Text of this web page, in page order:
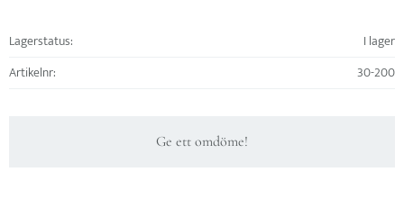
Lagerstatus
I lager
Artikelnr
30-200
Ge ett omdöme!